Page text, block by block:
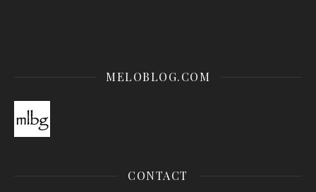
MELOBLOG.COM
CONTACT